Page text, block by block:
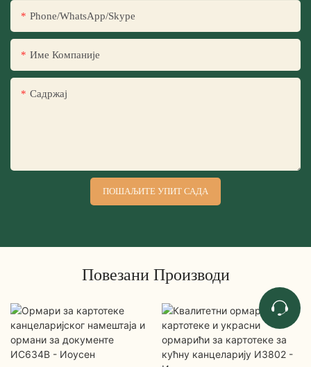
Phone/WhatsApp/Skype
Име Компаније
Садржај
ПОШАЉИТЕ УПИТ САДА
Повезани Производи